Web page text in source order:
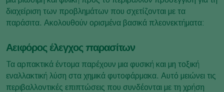
διαχείριση των προβλημάτων που σχετίζονται με τα
παράσιτα. Ακολουθούν ορισμένα βασικά πλεονεκτήματα:
Αειφόρος έλεγχος παρασίτων
Τα αρπακτικά έντομα παρέχουν μια φυσική και μη τοξική
εναλλακτική λύση στα χημικά φυτοφάρμακα. Αυτό μειώνει τις
περιβαλλοντικές επιπτώσεις που συνδέονται με τη χρήση